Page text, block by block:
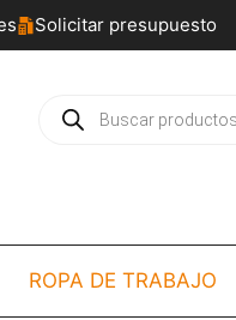
Solicitar presupuesto
Búsqueda
de
ROPA DE TRABAJO